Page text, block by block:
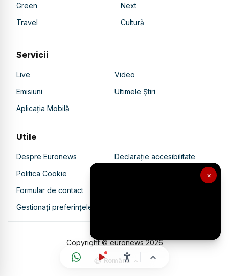
×
Green
Next
Travel
Cultură
Servicii
Live
Video
Emisiuni
Ultimele Știri
Aplicația Mobilă
Utile
Despre Euronews
Declarație accesibilitate
Politica Cookie
Politica de confidențialitate
Formular de contact
Gestionați preferințele
Copyright © euronews2026
Română